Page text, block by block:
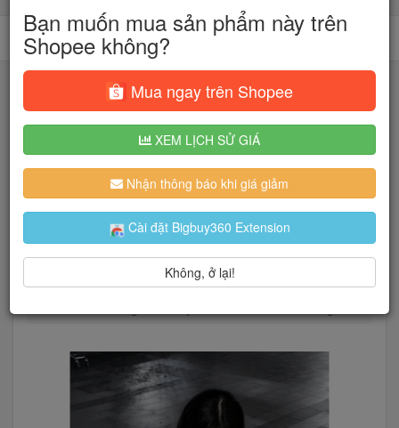
Tìm kiếm
Người dùng đang quan tâm đến 🔥...
Trang chủ Thời Trang Nữ Áo
Áo thun
Bạn muốn mua sản phẩm này trên
Shopee không?
Mua ngay trên Shopee
XEM LỊCH SỬ GIÁ
Nhận thông báo khi giá giảm
Cài đặt Bigbuy360 Extension
Không, ở lại!